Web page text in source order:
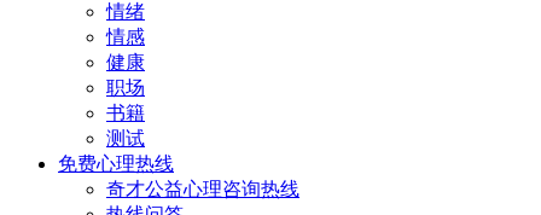
情绪
情感
健康
职场
书籍
测试
免费心理热线
奇才公益心理咨询热线